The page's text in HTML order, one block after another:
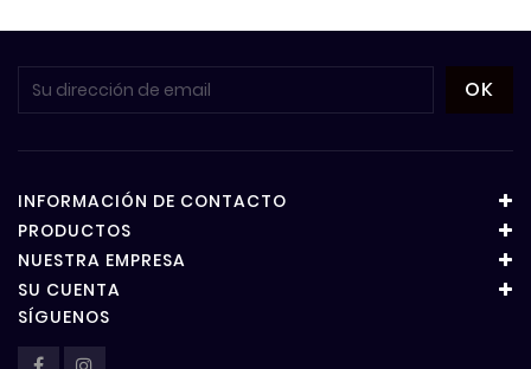
INFORMACIÓN DE CONTACTO
PRODUCTOS
NUESTRA EMPRESA
SU CUENTA
SÍGUENOS